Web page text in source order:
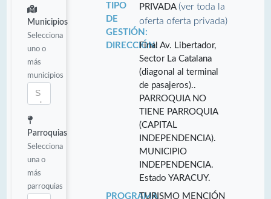
Municipios
Selecciona
uno o
más
municipios
Parroquias
Selecciona
una o
más
parroquias
TIPO
DE
GESTIÓN:
PRIVADA(ver toda la
oferta oferta privada)
DIRECCIÓN:Final Av. Libertador,
Sector La Catalana
(diagonal al terminal
de pasajeros)..
PARROQUIA NO
TIENE PARROQUIA
(CAPITAL
INDEPENDENCIA).
MUNICIPIO
INDEPENDENCIA.
Estado YARACUY.
PROGRAMATURISMO MENCIÓN